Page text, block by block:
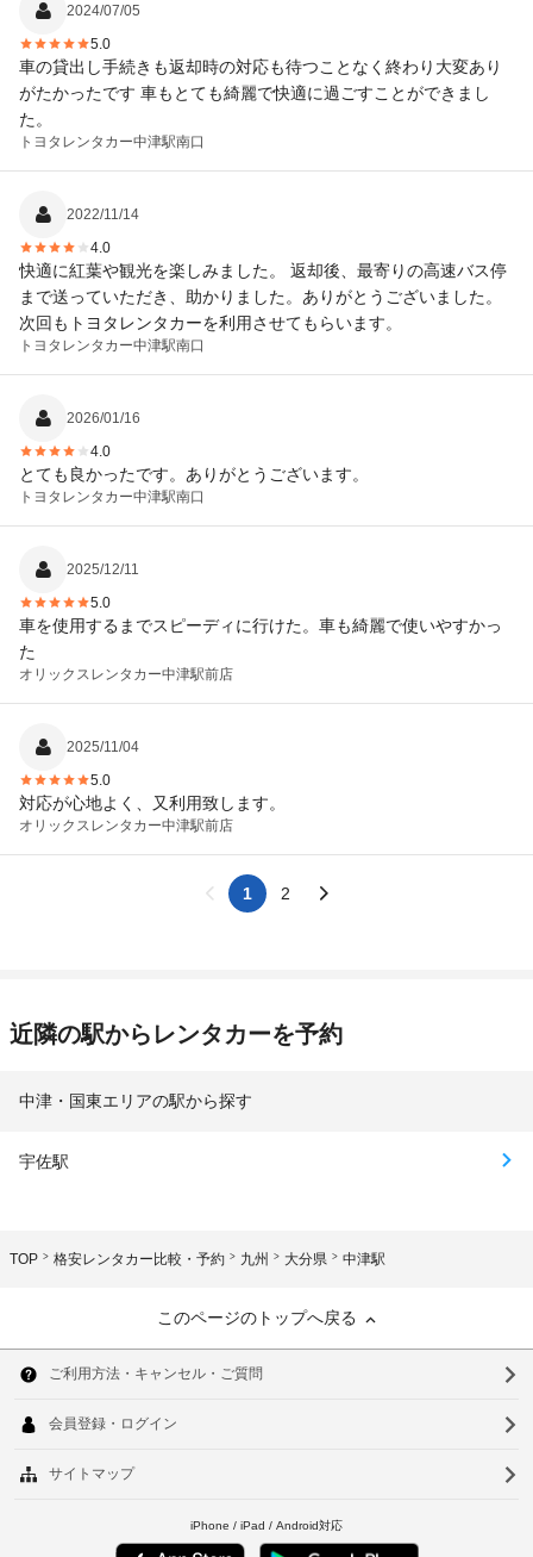
2024/07/05
5.0
車の貸出し手続きも返却時の対応も待つことなく終わり大変あり
がたかったです 車もとても綺麗で快適に過ごすことができまし
た。
トヨタレンタカー中津駅南口
2022/11/14
4.0
快適に紅葉や観光を楽しみました。 返却後、最寄りの高速バス停
まで送っていただき、助かりました。ありがとうございました。
次回もトヨタレンタカーを利用させてもらいます。
トヨタレンタカー中津駅南口
2026/01/16
4.0
とても良かったです。ありがとうございます。
トヨタレンタカー中津駅南口
2025/12/11
5.0
車を使用するまでスピーディに行けた。車も綺麗で使いやすかっ
た
オリックスレンタカー中津駅前店
2025/11/04
5.0
対応が心地よく、又利用致します。
オリックスレンタカー中津駅前店
1 2
近隣の駅からレンタカーを予約
中津・国東エリアの駅から探す
宇佐駅
TOP 格安レンタカー比較・予約 九州 大分県 中津駅
このページのトップへ戻る